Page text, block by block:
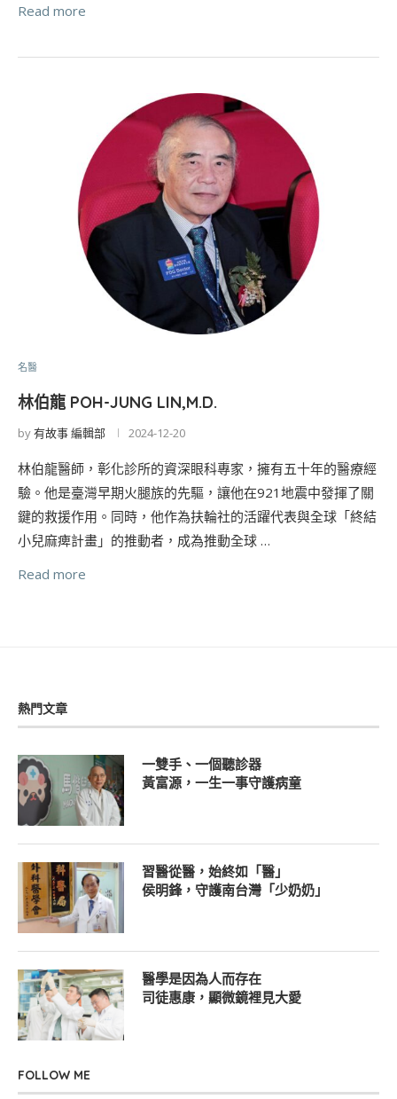
Read more
名醫
林伯龍 POH-JUNG LIN,M.D.
by有故事 編輯部 2024-12-20
林伯龍醫師，彰化診所的資深眼科專家，擁有五十年的醫療經
驗。他是臺灣早期火腿族的先驅，讓他在921地震中發揮了關
鍵的救援作用。同時，他作為扶輪社的活躍代表與全球「終結
小兒麻痺計畫」的推動者，成為推動全球 …
Read more
熱門文章
一雙手、一個聽診器
黃富源，一生一事守護病童
習醫從醫，始終如「醫」
侯明鋒，守護南台灣「少奶奶」
醫學是因為人而存在
司徒惠康，顯微鏡裡見大愛
FOLLOW ME